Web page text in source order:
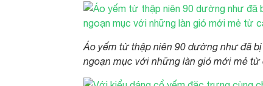
Áo yếm từ thập niên 90 dường như đã
ngoạn mục với những làn gió mới mẻ